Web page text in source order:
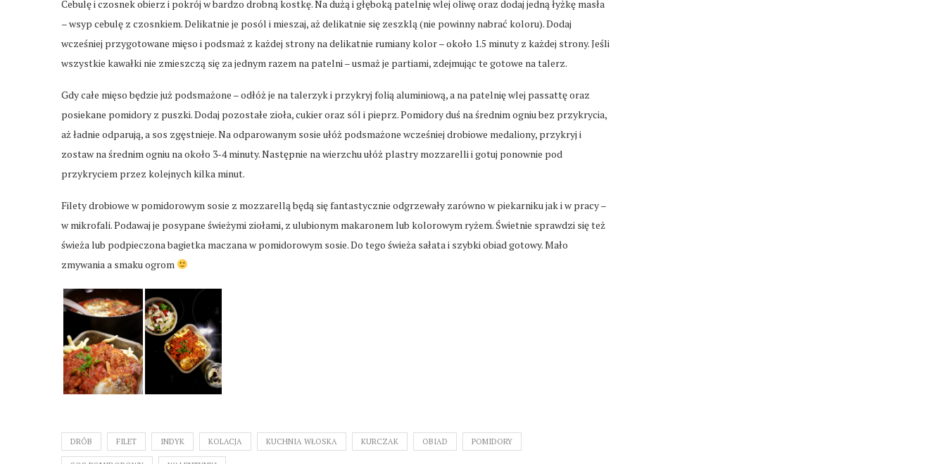
Cebulę i czosnek obierz i pokrój w bardzo drobną kostkę. Na dużą i głęboką patelnię wlej oliwę oraz dodaj jedną łyżkę masła
– wsyp cebulę z czosnkiem. Delikatnie je posól i mieszaj, aż delikatnie się zeszklą (nie powinny nabrać koloru). Dodaj
wcześniej przygotowane mięso i podsmaż z każdej strony na delikatnie rumiany kolor – około 1.5 minuty z każdej strony. Jeśli
wszystkie kawałki nie zmieszczą się za jednym razem na patelni – usmaż je partiami, zdejmując te gotowe na talerz.
Gdy całe mięso będzie już podsmażone – odłóż je na talerzyk i przykryj folią aluminiową, a na patelnię wlej passattę oraz
posiekane pomidory z puszki. Dodaj pozostałe zioła, cukier oraz sól i pieprz. Pomidory duś na średnim ogniu bez przykrycia,
aż ładnie odparują, a sos zgęstnieje. Na odparowanym sosie ułóż podsmażone wcześniej drobiowe medaliony, przykryj i
zostaw na średnim ogniu na około 3-4 minuty. Następnie na wierzchu ułóż plastry mozzarelli i gotuj ponownie pod
przykryciem przez kolejnych kilka minut.
Filety drobiowe w pomidorowym sosie z mozzarellą będą się fantastycznie odgrzewały zarówno w piekarniku jak i w pracy –
w mikrofali. Podawaj je posypane świeżymi ziołami, z ulubionym makaronem lub kolorowym ryżem. Świetnie sprawdzi się też
świeża lub podpieczona bagietka maczana w pomidorowym sosie. Do tego świeża sałata i szybki obiad gotowy. Mało
zmywania a smaku ogrom
DRÓB FILET INDYK KOLACJA KUCHNIA WŁOSKA KURCZAK OBIAD POMIDORY